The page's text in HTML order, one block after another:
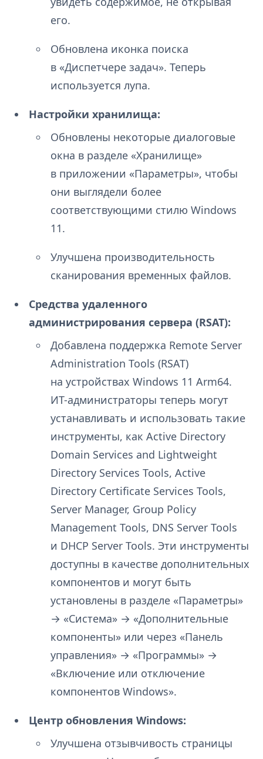
его.
Обновлена иконка поиска
в «Диспетчере задач». Теперь
используется лупа.
Настройки хранилища:
Обновлены некоторые диалоговые
окна в разделе «Хранилище»
в приложении «Параметры», чтобы
они выглядели более
соответствующими стилю Windows
11.
Улучшена производительность
сканирования временных файлов.
Средства удаленного
администрирования сервера (RSAT):
Добавлена поддержка Remote Server
Administration Tools (RSAT)
на устройствах Windows 11 Arm64.
ИТ-администраторы теперь могут
устанавливать и использовать такие
инструменты, как Active Directory
Domain Services and Lightweight
Directory Services Tools, Active
Directory Certificate Services Tools,
Server Manager, Group Policy
Management Tools, DNS Server Tools
и DHCP Server Tools. Эти инструменты
доступны в качестве дополнительных
компонентов и могут быть
установлены в разделе «Параметры»
→ «Система» → «Дополнительные
компоненты» или через «Панель
управления» → «Программы» →
«Включение или отключение
компонентов Windows».
Центр обновления Windows:
Улучшена отзывчивость страницы